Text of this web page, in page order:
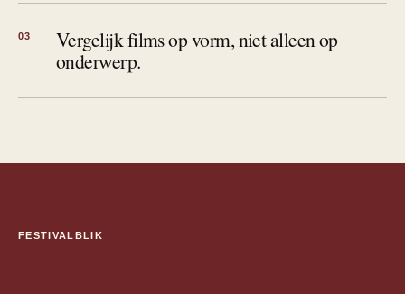
03
Vergelijk films op vorm, niet alleen op
onderwerp.
FESTIVALBLIK